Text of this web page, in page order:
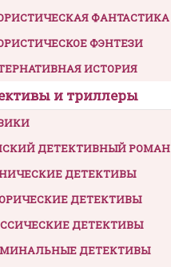
ФАНТАСТИКА
ФЭНТЕЗИ
ИСТОРИЯ
и триллеры
ДЕТЕКТИВНЫЙ РОМАН
ДЕТЕКТИВЫ
ДЕТЕКТИВЫ
ДЕТЕКТИВЫ
ДЕТЕКТИВЫ